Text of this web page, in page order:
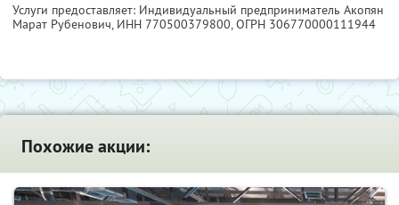
Услуги предоставляет: Индивидуальный предприниматель Акопян
Марат Рубенович, ИНН 770500379800, ОГРН 306770000111944
Похожие акции: